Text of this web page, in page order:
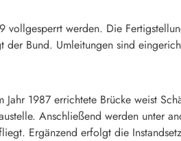
vollgesperrt werden. Die
Bund. Umleitungen sind
1987 errichtete Brücke weist
Anschließend werden unter
Ergänzend erfolgt die